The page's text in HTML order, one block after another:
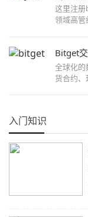
这里注
领域高管
Bitget
全球化的
货合约、
入门知识